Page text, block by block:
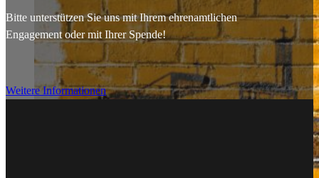
Bitte unterstützen Sie uns mit Ihrem ehrenamtlichen
Engagement oder mit Ihrer Spende!
Weitere Informationen